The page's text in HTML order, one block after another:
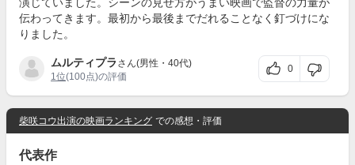
伝わってきます。最初から最後までだれることなく釘づけにな
りました。
ムルティプラ さん(男性・40代)
1位(100点)の評価
0
柴咲コウ出演の映画ランキング での感想・評価
代表作